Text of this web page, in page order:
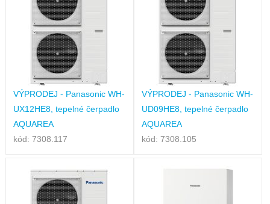
VÝPRODEJ - Panasonic WH-
UX12HE8, tepelné čerpadlo
AQUAREA
kód: 7308.117
VÝPRODEJ - Panasonic WH-
UD09HE8, tepelné čerpadlo
AQUAREA
kód: 7308.105